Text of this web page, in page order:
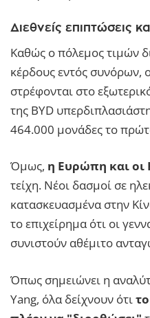
Διεθνείς επιπτώσεις
Καθώς ο πόλεμος τιμών
κέρδους εντός συνόρων,
στρέφονται στο
της BYD
464.000 μονάδες το
Όμως, η Ευρώπη και
τείχη. Νέοι δασμοί σε
κατασκευασμένα στην
το επιχείρημα ότι οι
συνιστούν αθέμιτο
Όπως σημειώνει η
Yang, όλα δείχνουν ότι